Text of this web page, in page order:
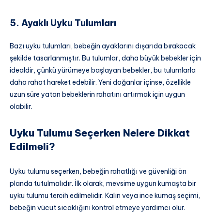
5. Ayaklı Uyku Tulumları
Bazı uyku tulumları, bebeğin ayaklarını dışarıda bırakacak
şekilde tasarlanmıştır. Bu tulumlar, daha büyük bebekler için
idealdir, çünkü yürümeye başlayan bebekler, bu tulumlarla
daha rahat hareket edebilir. Yeni doğanlar içinse, özellikle
uzun süre yatan bebeklerin rahatını artırmak için uygun
olabilir.
Uyku Tulumu Seçerken Nelere Dikkat
Edilmeli?
Uyku tulumu seçerken, bebeğin rahatlığı ve güvenliği ön
planda tutulmalıdır. İlk olarak, mevsime uygun kumaşta bir
uyku tulumu tercih edilmelidir. Kalın veya ince kumaş seçimi,
bebeğin vücut sıcaklığını kontrol etmeye yardımcı olur.